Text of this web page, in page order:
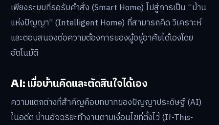
เพียงระบบที่รอรับคำสั่ง (Smart Home) ไปสู่การเป็น “บ้าน
แห่งปัญญา” (Intelligent Home) ที่สามารถคิด วิเคราะห์
และตอบสนองต่อความต้องการของผู้อยู่อาศัยได้เองโดย
อัตโนมัติ
AI: เมื่อบ้านคิดและตัดสินใจได้เอง
ความแตกต่างที่สำคัญคือบทบาทของปัญญาประดิษฐ์ (AI)
ในอดีต บ้านอัจฉริยะทำงานตามเงื่อนไขที่ตั้งไว้ (If-This-